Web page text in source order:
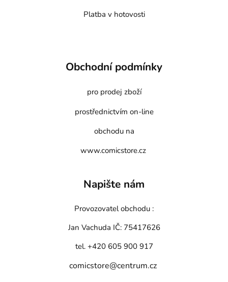
Platba v hotovosti
Obchodní podmínky
pro prodej zboží
prostřednictvím on-line
obchodu na
www.comicstore.cz
Napište nám
Provozovatel obchodu :
Jan Vachuda IČ: 75417626
tel. +420 605 900 917
comicstore@centrum.cz